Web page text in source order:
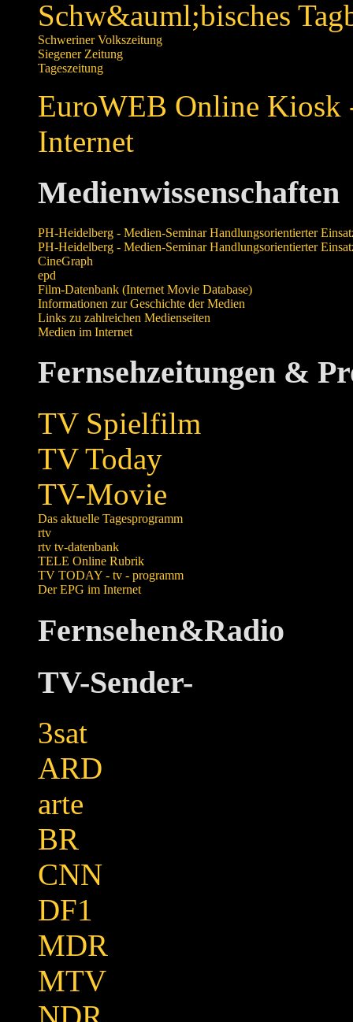
Schw&auml;bisches
Schweriner Volkszeitung
Siegener Zeitung
Tageszeitung
EuroWEB Online Kiosk
Internet
Medienwissenschaften
PH-Heidelberg - Medien-Seminar Handlungsorientierter
PH-Heidelberg - Medien-Seminar Handlungsorientierter
CineGraph
epd
Film-Datenbank (Internet Movie Database)
Informationen zur Geschichte der Medien
Links zu zahlreichen Medienseiten
Medien im Internet
Fernsehzeitungen &
TV Spielfilm
TV Today
TV-Movie
Das aktuelle Tagesprogramm
rtv
rtv tv-datenbank
TELE Online Rubrik
TV TODAY - tv - programm
Der EPG im Internet
Fernsehen&Radio
TV-Sender-
3sat
ARD
arte
BR
CNN
DF1
MDR
MTV